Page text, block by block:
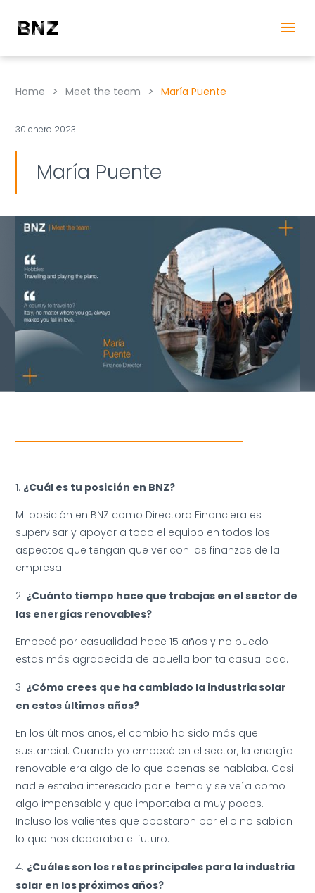
Home > Meet the team > María Puente
30 enero 2023
María Puente
¿Cuál es tu posición en BNZ?
Mi posición en BNZ como Directora Financiera es
supervisar y apoyar a todo el equipo en todos los
aspectos que tengan que ver con las finanzas de la
empresa.
¿Cuánto tiempo hace que trabajas en el sector de
las energías renovables?
Empecé por casualidad hace 15 años y no puedo
estas más agradecida de aquella bonita casualidad.
¿Cómo crees que ha cambiado la industria solar
en estos últimos años?
En los últimos años, el cambio ha sido más que
sustancial. Cuando yo empecé en el sector, la energía
renovable era algo de lo que apenas se hablaba. Casi
nadie estaba interesado por el tema y se veía como
algo impensable y que importaba a muy pocos.
Incluso los valientes que apostaron por ello no sabían
lo que nos deparaba el futuro.
¿Cuáles son los retos principales para la industria
solar en los próximos años?